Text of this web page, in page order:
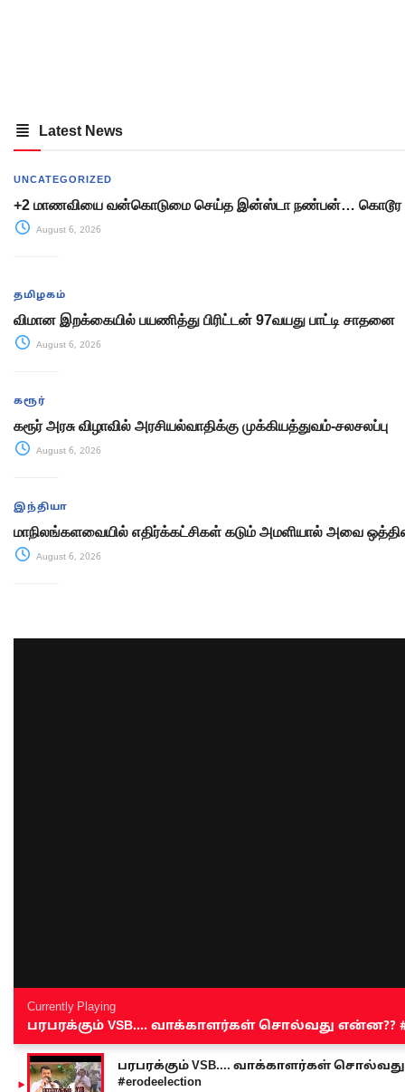
Latest News
UNCATEGORIZED
+2 மாணவியை வன்கொடுமை செய்த இன்ஸ்டா நண்பன்… கொடூர
August 6, 2026
தமிழகம்
விமான இறக்கையில் பயணித்து பிரிட்டன் 97வயது பாட்டி சாதனை
August 6, 2026
கரூர்
கரூர் அரசு விழாவில் அரசியல்வாதிக்கு முக்கியத்துவம்-சலசலப்பு
August 6, 2026
இந்தியா
மாநிலங்களவையில் எதிர்க்கட்சிகள் கடும் அமளியால் அவை
August 6, 2026
Currently Playing
பரபரக்கும் VSB.... வாக்காளர்கள் சொல்வது என்ன??
பரபரக்கும் VSB.... வாக்காளர்கள் சொல்வது
#erodeelection